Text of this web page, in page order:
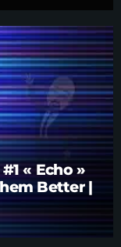
« Echo »
Better |